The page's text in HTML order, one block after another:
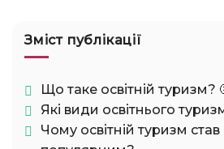
Зміст публікації
Що таке освітній туризм?
Які види освітнього
Чому освітній туризм став